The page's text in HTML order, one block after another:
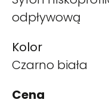
odpływową
Kolor
Czarno biała
Cena